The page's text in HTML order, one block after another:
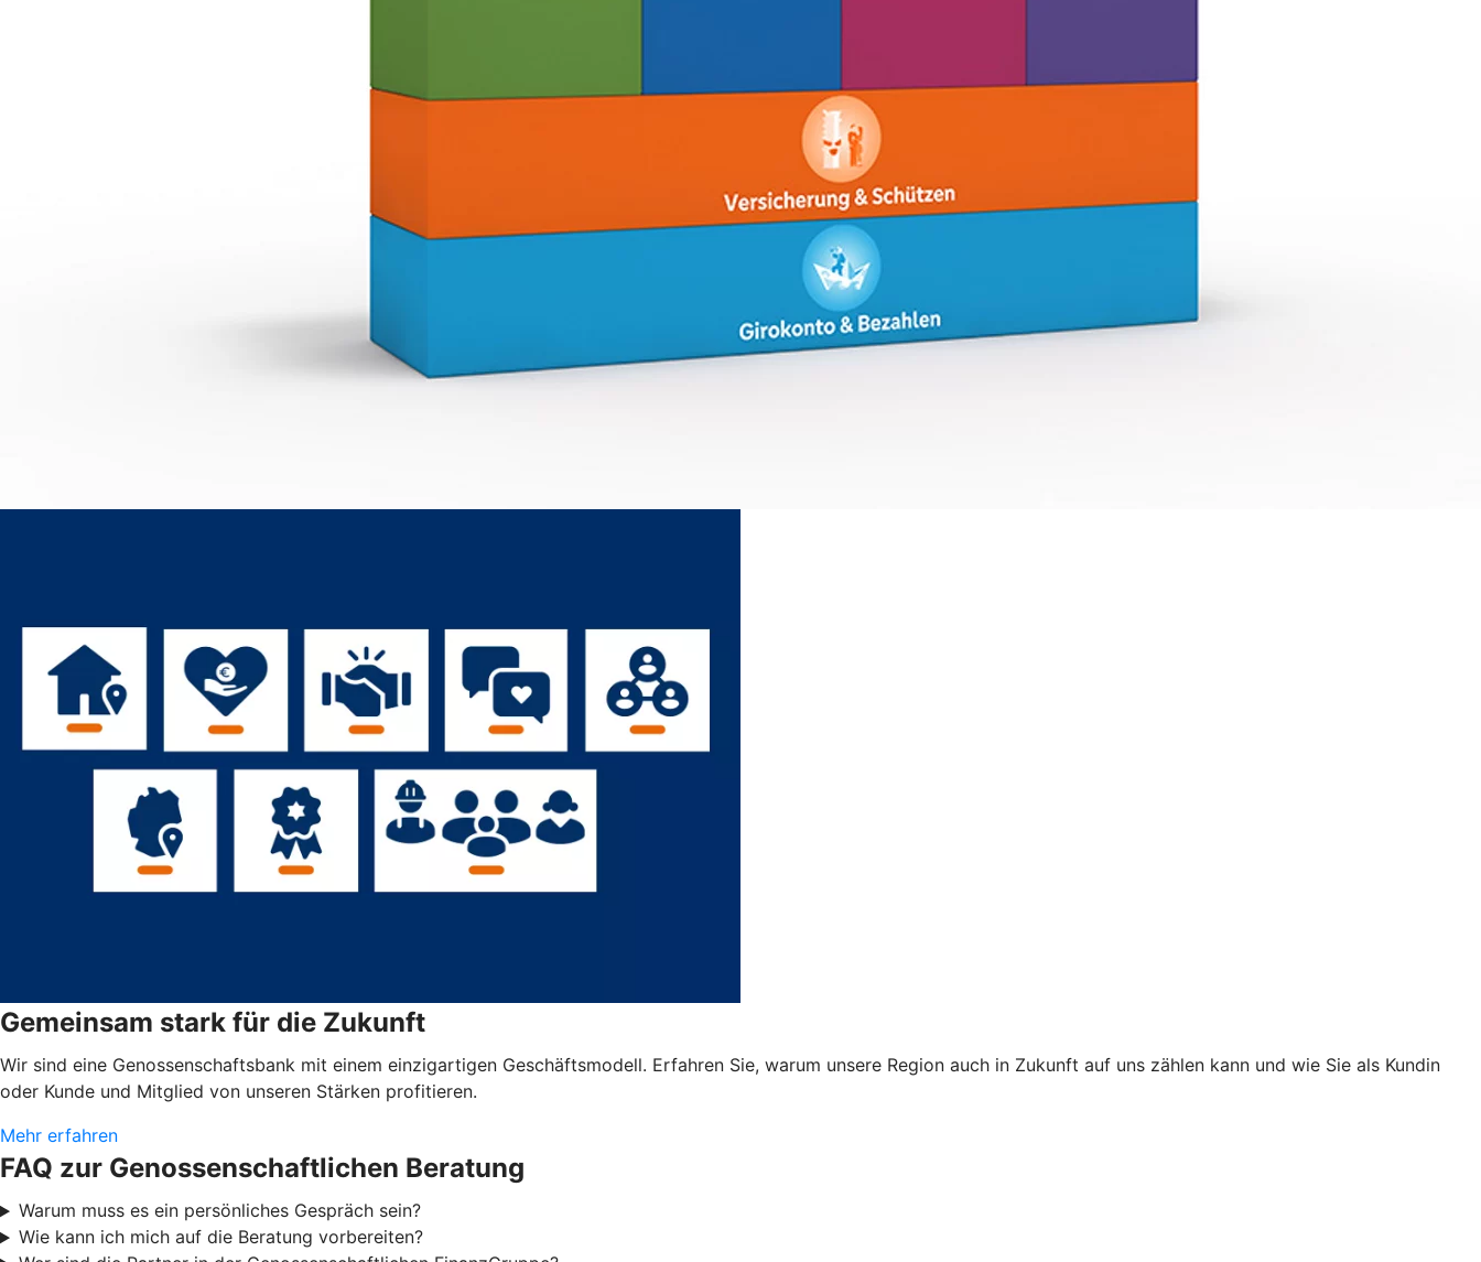
Gemeinsam stark für die Zukunft
Wir sind eine Genossenschaftsbank mit einem einzigartigen Geschäftsmodell. Erfahren Sie, warum unsere Region auch in Zukunft auf uns zählen kann und wie Sie als Kundin
oder Kunde und Mitglied von unseren Stärken profitieren.
Mehr erfahren
FAQ zur Genossenschaftlichen Beratung
Warum muss es ein persönliches Gespräch sein?
Wie kann ich mich auf die Beratung vorbereiten?